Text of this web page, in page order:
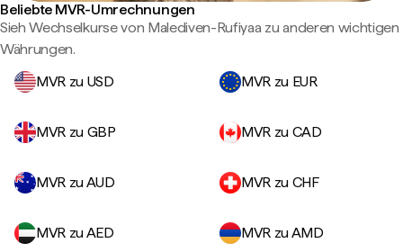
Beliebte MVR-Umrechnungen
Sieh Wechselkurse von Malediven-Rufiyaa zu anderen wichtigen
Währungen.
MVR zu USD
MVR zu EUR
MVR zu GBP MVR zu CAD
MVR zu AUD MVR zu CHF
MVR zu AED
MVR zu AMD